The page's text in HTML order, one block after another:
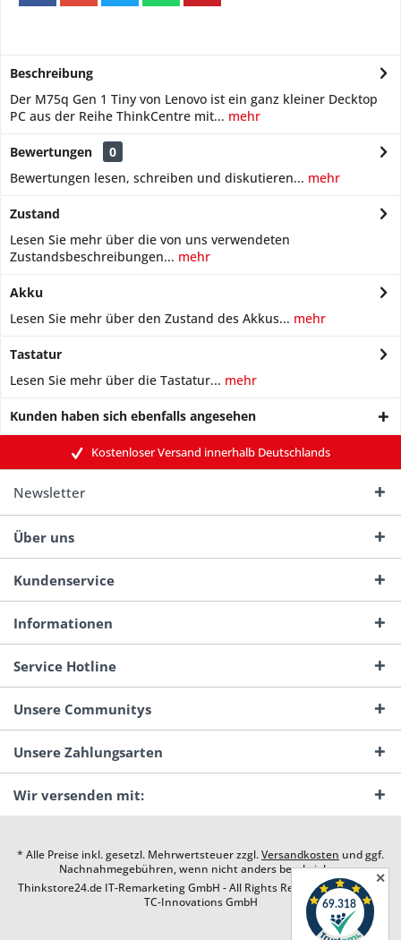
Beschreibung
Der M75q Gen 1 Tiny von Lenovo ist ein ganz kleiner Decktop
PC aus der Reihe ThinkCentre mit... mehr
Bewertungen
0
Bewertungen lesen, schreiben und diskutieren... mehr
Zustand
Lesen Sie mehr über die von uns verwendeten
Zustandsbeschreibungen... mehr
Akku
Lesen Sie mehr über den Zustand des Akkus... mehr
Tastatur
Lesen Sie mehr über die Tastatur... mehr
Kunden haben sich ebenfalls angesehen
Kostenloser Versand innerhalb Deutschlands
Newsletter
Über uns
Kundenservice
Informationen
Service Hotline
Unsere Communitys
Unsere Zahlungsarten
Wir versenden mit:
* Alle Preise inkl. gesetzl. Mehrwertsteuer zzgl.Versandkosten und ggf.
Nachnahmegebühren, wenn nicht anders beschrieben
Thinkstore24.de IT-Remarketing GmbH - All Rights Reserved. Design by
TC-Innovations GmbH
✕